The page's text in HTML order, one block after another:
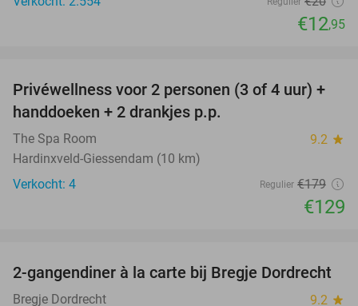
€12,95
28%
Privéwellness voor 2 personen (3 of 4 uur) +
handdoeken + 2 drankjes p.p.
The Spa Room 9.2 star
Hardinxveld-Giessendam (10 km)
Verkocht: 4
Regulier €179
€129
12%
2-gangendiner à la carte bij Bregje Dordrecht
Bregje Dordrecht 9.2 star